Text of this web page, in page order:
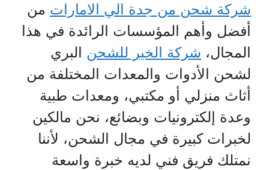
شركة شحن من جدة الي الامارات من
أفضل وأهم المؤسسات الرائدة في هذا
المجال، شركة الخير للشحن البري
لشحن الأدوات والمعدات المختلفة من
أثاث منزلي أو مكتبي، ومعدات طبية
وعدة إلكترونيات وبضائع، نحن مالكين
لخبرات كبيرة في مجال الشحن، لأننا
نمتلك فريق فني لديه خبرة واسعة